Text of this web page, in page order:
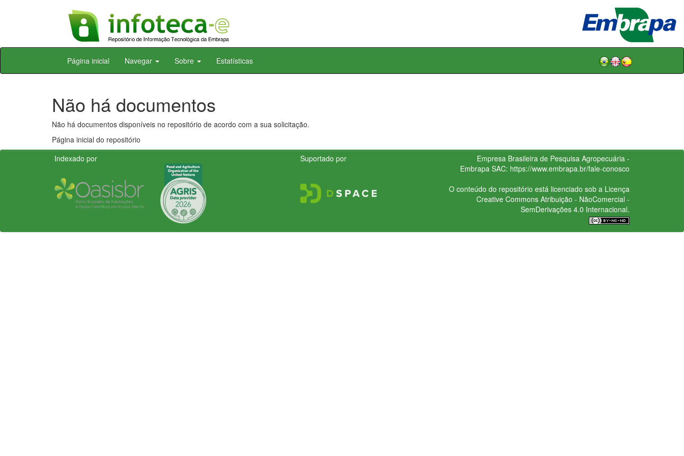
Skip
Página inicial Navegar Sobre Estatísticas
Não há documentos
Não há documentos disponíveis no repositório de acordo com a sua solicitação.
Página inicial do repositório
Indexado por
Suportado por
Empresa Brasileira de Pesquisa Agropecuária -
Embrapa SAC: https://www.embrapa.br/fale-conosco
O conteúdo do repositório está licenciado sob a Licença
Creative CommonsAtribuição - NãoComercial -
SemDerivações 4.0 Internacional.